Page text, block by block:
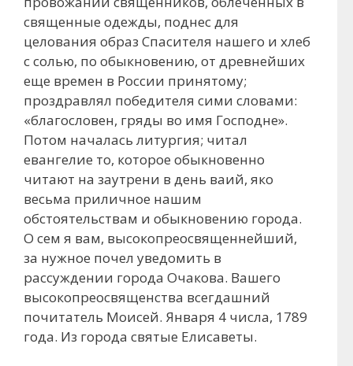
священные одежды, поднес для
целования образ Спасителя нашего и хлеб
с солью, по обыкновению, от древнейших
еще времен в России принятому;
проздравлял победителя сими словами:
«благословен, гряды во имя Господне».
Потом началась литургия; читал
евангелие то, которое обыкновенно
читают на заутрени в день ваий, яко
весьма приличное нашим
обстоятельствам и обыкновению города.
О сем я вам, высокопреосвященнейший,
за нужное почел уведомить в
рассуждении города Очакова. Вашего
высокопреосвященства всегдашний
почитатель Моисей. Января 4 числа, 1789
года. Из города святые Елисаветы.